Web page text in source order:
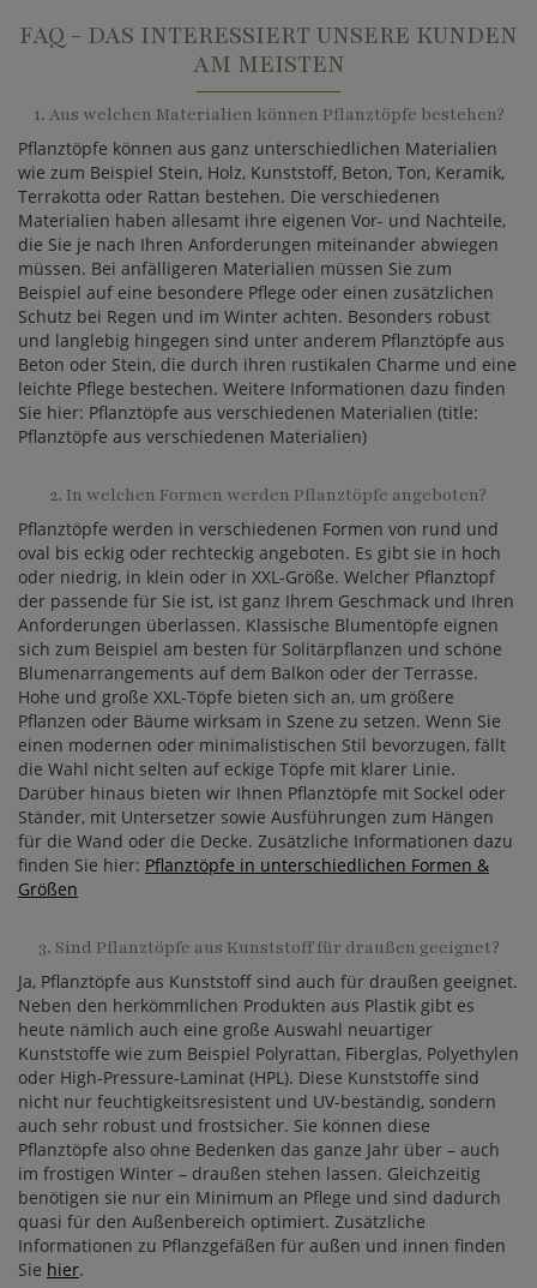
FAQ - DAS INTERESSIERT UNSERE KUNDEN
AM MEISTEN
1. Aus welchen Materialien können Pflanztöpfe bestehen?
Pflanztöpfe können aus ganz unterschiedlichen Materialien
wie zum Beispiel Stein, Holz, Kunststoff, Beton, Ton, Keramik,
Terrakotta oder Rattan bestehen. Die verschiedenen
Materialien haben allesamt ihre eigenen Vor- und Nachteile,
die Sie je nach Ihren Anforderungen miteinander abwiegen
müssen. Bei anfälligeren Materialien müssen Sie zum
Beispiel auf eine besondere Pflege oder einen zusätzlichen
Schutz bei Regen und im Winter achten. Besonders robust
und langlebig hingegen sind unter anderem Pflanztöpfe aus
Beton oder Stein, die durch ihren rustikalen Charme und eine
leichte Pflege bestechen. Weitere Informationen dazu finden
Sie hier: Pflanztöpfe aus verschiedenen Materialien (title:
Pflanztöpfe aus verschiedenen Materialien)
2. In welchen Formen werden Pflanztöpfe angeboten?
Pflanztöpfe werden in verschiedenen Formen von rund und
oval bis eckig oder rechteckig angeboten. Es gibt sie in hoch
oder niedrig, in klein oder in XXL-Größe. Welcher Pflanztopf
der passende für Sie ist, ist ganz Ihrem Geschmack und Ihren
Anforderungen überlassen. Klassische Blumentöpfe eignen
sich zum Beispiel am besten für Solitärpflanzen und schöne
Blumenarrangements auf dem Balkon oder der Terrasse.
Hohe und große XXL-Töpfe bieten sich an, um größere
Pflanzen oder Bäume wirksam in Szene zu setzen. Wenn Sie
einen modernen oder minimalistischen Stil bevorzugen, fällt
die Wahl nicht selten auf eckige Töpfe mit klarer Linie.
Darüber hinaus bieten wir Ihnen Pflanztöpfe mit Sockel oder
Ständer, mit Untersetzer sowie Ausführungen zum Hängen
für die Wand oder die Decke. Zusätzliche Informationen dazu
finden Sie hier: Pflanztöpfe in unterschiedlichen Formen &
Größen
3. Sind Pflanztöpfe aus Kunststoff für draußen geeignet?
Ja, Pflanztöpfe aus Kunststoff sind auch für draußen geeignet.
Neben den herkömmlichen Produkten aus Plastik gibt es
heute nämlich auch eine große Auswahl neuartiger
Kunststoffe wie zum Beispiel Polyrattan, Fiberglas, Polyethylen
oder High-Pressure-Laminat (HPL). Diese Kunststoffe sind
nicht nur feuchtigkeitsresistent und UV-beständig, sondern
auch sehr robust und frostsicher. Sie können diese
Pflanztöpfe also ohne Bedenken das ganze Jahr über – auch
im frostigen Winter – draußen stehen lassen. Gleichzeitig
benötigen sie nur ein Minimum an Pflege und sind dadurch
quasi für den Außenbereich optimiert. Zusätzliche
Informationen zu Pflanzgefäßen für außen und innen finden
Sie hier.